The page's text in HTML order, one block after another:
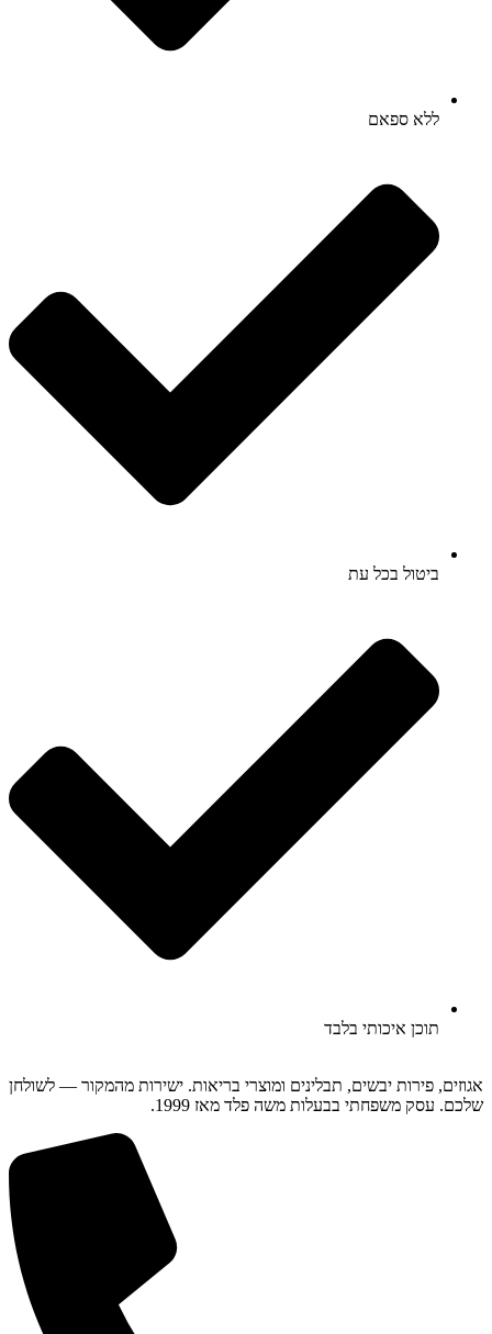
ללא ספאם
ביטול בכל עת
תוכן איכותי בלבד
אגוזים, פירות יבשים, תבלינים ומוצרי בריאות. ישירות מהמקור — לשולחן
שלכם. עסק משפחתי בבעלות משה פלד מאז 1999.